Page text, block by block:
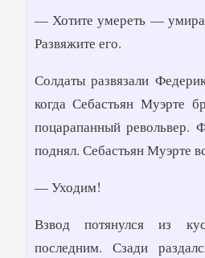
— Хотите умереть —
Развяжите его.
Солдаты развязали
когда Себастьян Муэрте
поцарапанный револьвер.
поднял. Себастьян Муэрте
— Уходим!
Взвод потянулся из
последним. Сзади